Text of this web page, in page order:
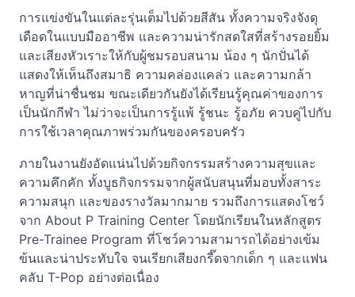
การแข่งขันในแต่ละรุ่นเต็มไปด้วยสีสัน ทั้งความจริงจังดุ
เดือดในแบบมืออาชีพ และความน่ารักสดใสที่สร้างรอยยิ้ม
และเสียงหัวเราะให้กับผู้ชมรอบสนาม น้อง ๆ นักปั่นได้
แสดงให้เห็นถึงสมาธิ ความคล่องแคล่ว และความกล้า
หาญที่น่าชื่นชม ขณะเดียวกันยังได้เรียนรู้คุณค่าของการ
เป็นนักกีฬา ไม่ว่าจะเป็นการรู้แพ้ รู้ชนะ รู้อภัย ควบคู่ไปกับ
การใช้เวลาคุณภาพร่วมกันของครอบครัว
ภายในงานยังอัดแน่นไปด้วยกิจกรรมสร้างความสุขและ
ความคึกคัก ทั้งบูธกิจกรรมจากผู้สนับสนุนที่มอบทั้งสาระ
ความสนุก และของรางวัลมากมาย รวมถึงการแสดงโชว์
จาก About P Training Center โดยนักเรียนในหลักสูตร
Pre-Trainee Program ที่โชว์ความสามารถได้อย่างเข้ม
ข้นและน่าประทับใจ จนเรียกเสียงกรี๊ดจากเด็ก ๆ และแฟน
คลับ T-Pop อย่างต่อเนื่อง